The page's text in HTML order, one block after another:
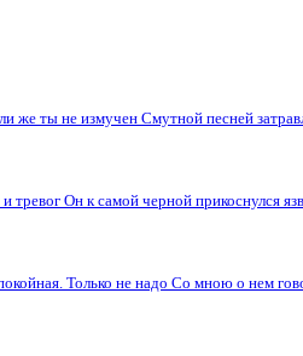
же ты не измучен Смутной песней
Он к самой черной прикоснулся
Только не надо Со мною о нем